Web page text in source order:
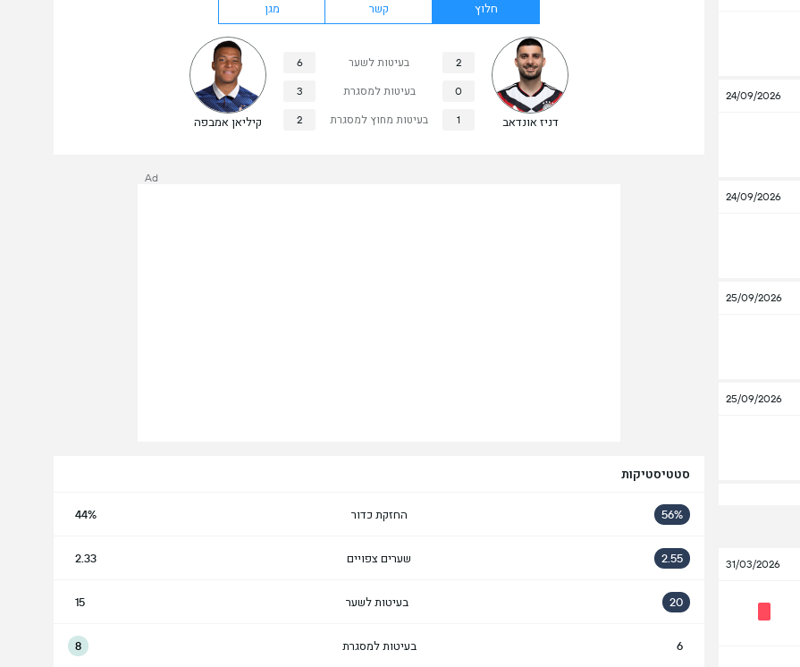
24/09/2026
24/09/2026
25/09/2026
25/09/2026
31/03/2026
חלוץ קשר מגן
דניז אונדאב
2 בעיטות לשער 6
0 בעיטות למסגרת 3
1 בעיטות מחוץ למסגרת 2 קיליאן אמבפה
סטטיסטיקות
56% החזקת כדור 44%
2.55 שערים צפויים 2.33
20 בעיטות לשער 15
6 בעיטות למסגרת 8
Ad